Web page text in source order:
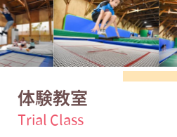
体験教室
Trial Class